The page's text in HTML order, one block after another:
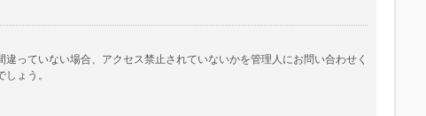
っていない場合、アクセス禁止されていないかを管理人にお問い合わせく
ょう。